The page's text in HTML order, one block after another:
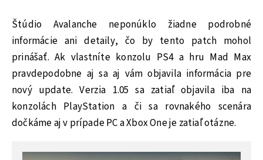
Štúdio Avalanche neponúklo žiadne podrobné
informácie ani detaily, čo by tento patch mohol
prinášať. Ak vlastníte konzolu PS4 a hru Mad Max
pravdepodobne aj sa aj vám objavila informácia pre
nový update. Verzia 1.05 sa zatiaľ objavila iba na
konzolách PlayStation a či sa rovnakého scenára
dočkáme aj v prípade PC a Xbox One je zatiaľ otázne.